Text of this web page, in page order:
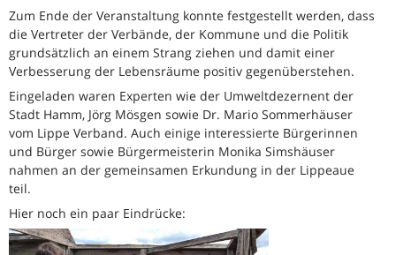
Zum Ende der Veranstaltung konnte festgestellt werden, dass
die Vertreter der Verbände, der Kommune und die Politik
grundsätzlich an einem Strang ziehen und damit einer
Verbesserung der Lebensräume positiv gegenüberstehen.
Eingeladen waren Experten wie der Umweltdezernent der
Stadt Hamm, Jörg Mösgen sowie Dr. Mario Sommerhäuser
vom Lippe Verband. Auch einige interessierte Bürgerinnen
und Bürger sowie Bürgermeisterin Monika Simshäuser
nahmen an der gemeinsamen Erkundung in der Lippeaue
teil.
Hier noch ein paar Eindrücke: